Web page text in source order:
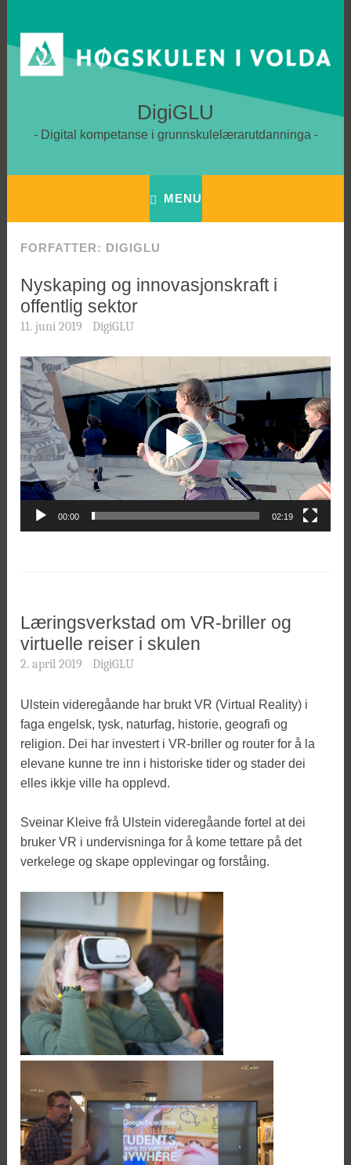
content
DigiGLU
Digital kompetanse i grunnskulelærarutdanninga
MENU
FORFATTER: DIGIGLU
Nyskaping og innovasjonskraft i
offentlig sektor
11. juni 2019 DigiGLU
Videoavspiller
00:00 02:19
Læringsverkstad om VR-briller og
virtuelle reiser i skulen
2. april 2019 DigiGLU
Ulstein videregåande har brukt VR (Virtual Reality) i
faga engelsk, tysk, naturfag, historie, geografi og
religion. Dei har investert i VR-briller og router for å la
elevane kunne tre inn i historiske tider og stader dei
elles ikkje ville ha opplevd.
Sveinar Kleive frå Ulstein videregåande fortel at dei
bruker VR i undervisninga for å kome tettare på det
verkelege og skape opplevingar og forståing.